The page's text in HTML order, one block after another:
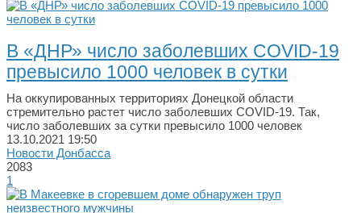
В «ДНР» число заболевших COVID-19
превысило 1000 человек в сутки
На оккупированных территориях Донецкой области
стремительно растет число заболевших COVID-19. Так,
число заболевших за сутки превысило 1000 человек
13.10.2021 19:50
Новости Донбасса
2083
1